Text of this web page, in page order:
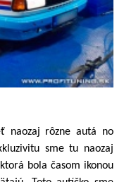
naozaj rôzne autá no
sme tu naozaj
bola časom ikonou